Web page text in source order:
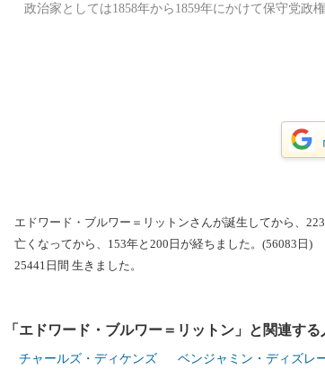
政治家としては1858年から1859年にかけて保守党政
エドワード・ブルワー＝リットンさんが誕生してから、
亡くなってから、153年と200日が経ちました。(56083日)
25441日間 生きました。
「エドワード・ブルワー＝リットン」と関連する
チャールズ・ディケンズ ベンジャミン・ディズレ